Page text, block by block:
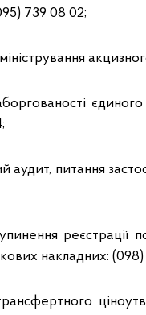
739 08 02;
аудит, питання
накладних: